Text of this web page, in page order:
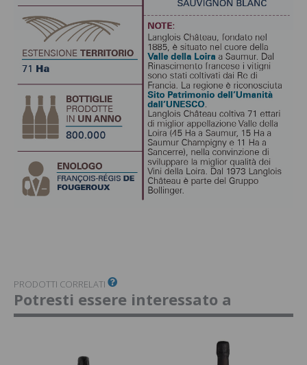
PRODOTTI CORRELATI
Potresti essere interessato a